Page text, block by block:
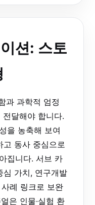
션: 스토
과 과학적 엄정
전달해야 합니다.
을 농축해 보여
고 동사 중심으로
집니다. 서브 카
심 가치, 연구개발
례 링크로 보완
은 인물·실험 환